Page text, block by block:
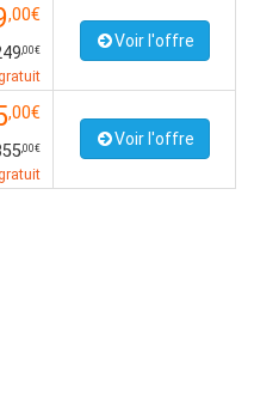
,00€
,00€
Voir l'offre
,00€
,00€
Voir l'offre